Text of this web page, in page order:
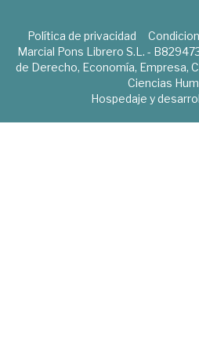
Política de privacidad
Marcial Pons Librero S.L. -
de Derecho, Economía, Empresa,
Ciencias
Hospedaje y